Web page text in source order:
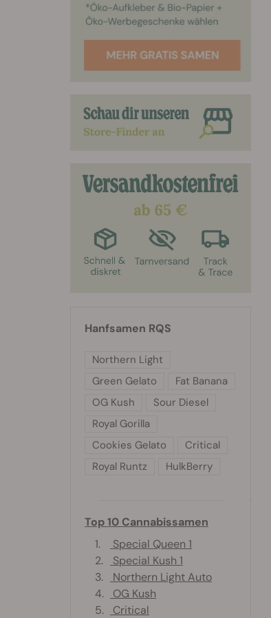
Hanfsamen RQS
Northern Light
Green Gelato
Fat Banana
OG Kush
Sour Diesel
Royal Gorilla
Cookies Gelato
Critical
Royal Runtz
HulkBerry
Top 10 Cannabissamen
1.
Special Queen 1
2.
Special Kush 1
3.
Northern Light Auto
4.
OG Kush
5.
Critical